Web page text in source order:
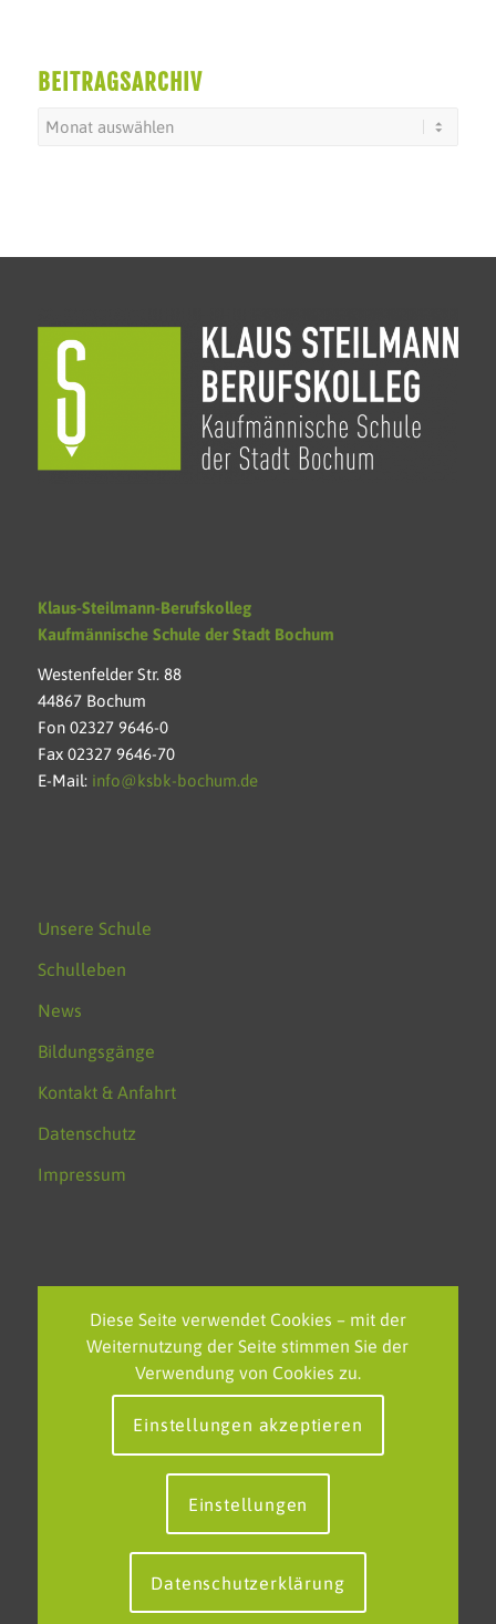
BEITRAGSARCHIV
Klaus-Steilmann-Berufskolleg
Kaufmännische Schule der Stadt Bochum
Westenfelder Str. 88
44867 Bochum
Fon 02327 9646-0
Fax 02327 9646-70
E-Mail: info@ksbk-bochum.de
Unsere Schule
Schulleben
News
Bildungsgänge
Kontakt & Anfahrt
Datenschutz
Impressum
NEUESTE BEITRÄGE
Feierliche Verabschiedung des FOS-Polizei-Jahrgangs am
KSBK
EU-Projekttag am KSBK – Grenzenlos lernen in einem
starken Europa
Berufskolleg erweitert internationales Netzwerk
Diese Seite verwendet Cookies – mit der
Weiternutzung der Seite stimmen Sie der
Verwendung von Cookies zu.
Einstellungen akzeptieren
Einstellungen
Datenschutzerklärung